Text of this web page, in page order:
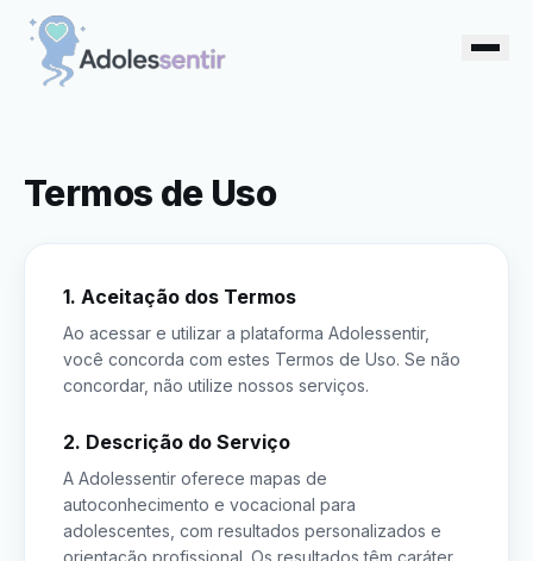
Termos de Uso
1. Aceitação dos Termos
Ao acessar e utilizar a plataforma Adolessentir,
você concorda com estes Termos de Uso. Se não
concordar, não utilize nossos serviços.
2. Descrição do Serviço
A Adolessentir oferece mapas de
autoconhecimento e vocacional para
adolescentes, com resultados personalizados e
orientação profissional. Os resultados têm caráter